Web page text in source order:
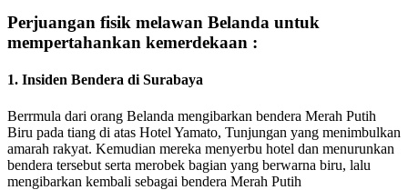
Perjuangan fisik melawan Belanda untuk
mempertahankan kemerdekaan :
1. Insiden Bendera di Surabaya
Berrmula dari orang Belanda mengibarkan bendera Merah Putih
Biru pada tiang di atas Hotel Yamato, Tunjungan yang menimbulkan
amarah rakyat. Kemudian mereka menyerbu hotel dan menurunkan
bendera tersebut serta merobek bagian yang berwarna biru, lalu
mengibarkan kembali sebagai bendera Merah Putih